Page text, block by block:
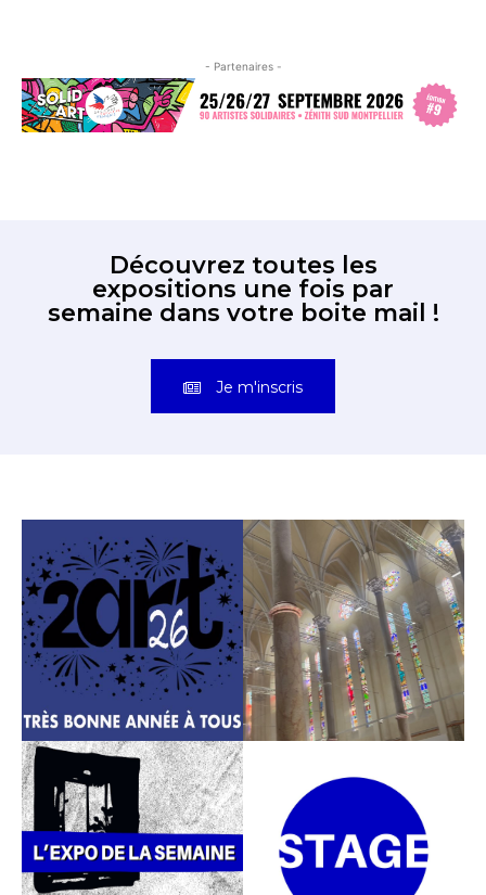
- Partenaires -
Découvrez toutes les
expositions une fois par
semaine dans votre boite mail !
Je m'inscris